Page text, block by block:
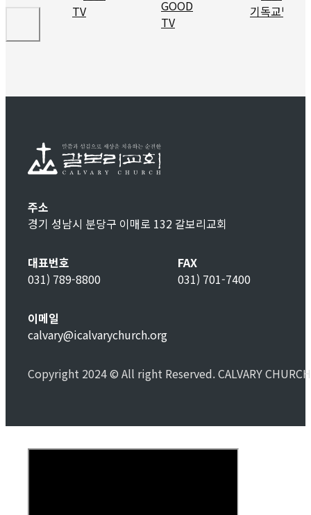
주소
경기 성남시 분당구 이매로 132 갈보리교회
대표번호
031) 789-8800
FAX
031) 701-7400
이메일
calvary@icalvarychurch.org
Copyright 2024 © All right Reserved. CALVARY CHURCH